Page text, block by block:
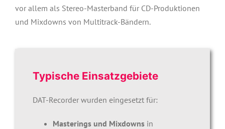
vor allem als Stereo-Masterband für CD-Produktionen
und Mixdowns von Multitrack-Bändern.
Typische Einsatzgebiete
DAT-Recorder wurden eingesetzt für:
Masterings und Mixdownsin